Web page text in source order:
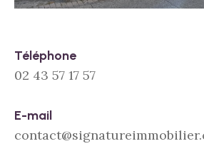
Téléphone
02 43 57 17 57
E-mail